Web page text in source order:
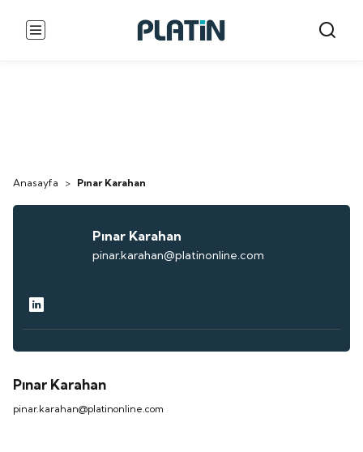
Anasayfa > Pınar Karahan
Pınar Karahan
pinar.karahan@platinonline.com
Pınar Karahan
pinar.karahan@platinonline.com